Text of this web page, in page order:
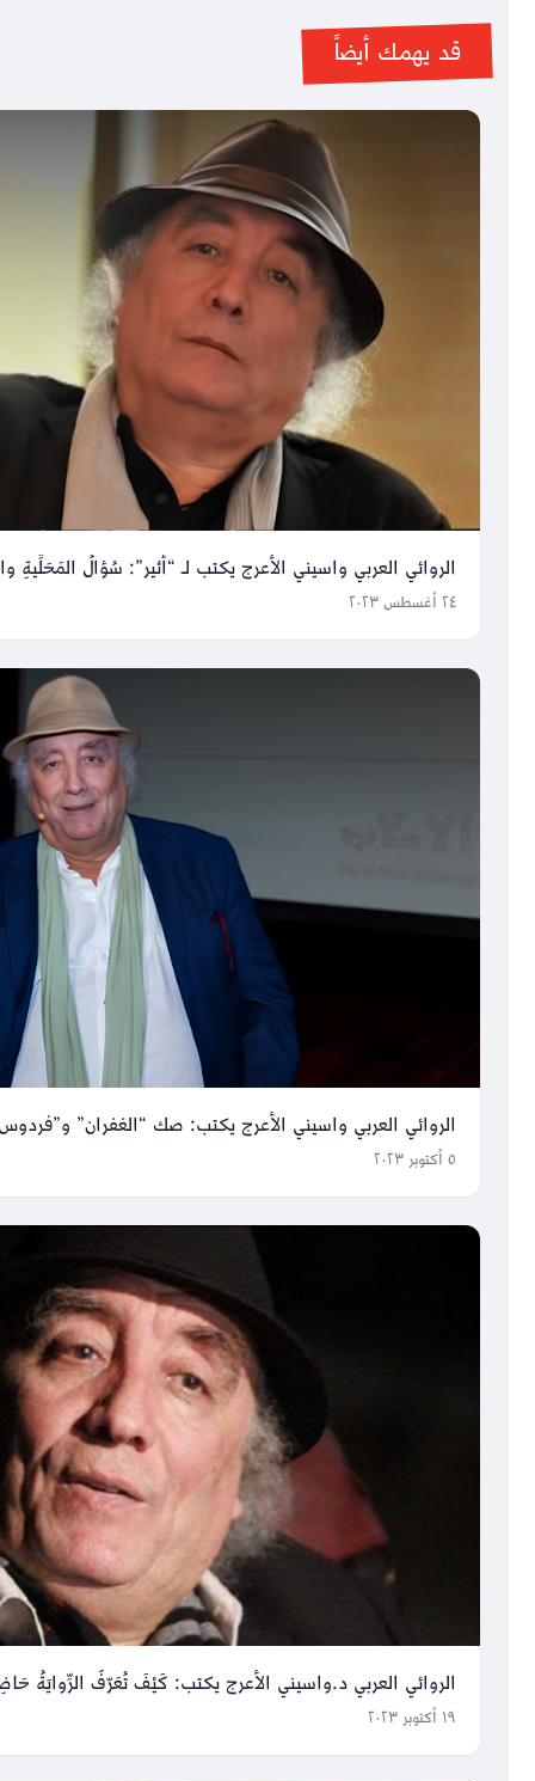
قد يهمك أيضاً
الروائي العربي واسيني الأعرج يكتب لـ “أثير”: سُؤالُ المَحَلِّيةِ
٢٤ أغسطس ٢٠٢٣
الروائي العربي واسيني الأعرج يكتب: صك “الغفران”
٥ أكتوبر ٢٠٢٣
الروائي العربي د.واسيني الأعرج يكتب: كَيْفَ تُعَرّفُ الرِّوايَةُ
١٩ أكتوبر ٢٠٢٣